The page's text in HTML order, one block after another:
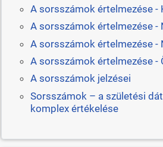
A sorsszámok értelmezése -
A sorsszámok értelmezése -
A sorsszámok értelmezése -
A sorsszámok értelmezése -
A sorsszámok jelzései
Sorsszámok – a születési
komplex értékelése